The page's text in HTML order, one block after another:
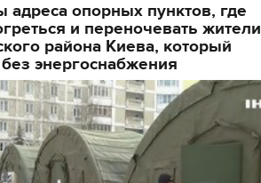
адреса опорных пунктов, где
и переночевать жители
района Киева, который
без энергоснабжения